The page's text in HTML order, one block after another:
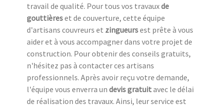
travail de qualité. Pour tous vos travauxde
gouttièreset de couverture, cette équipe
d'artisans couvreurs et zingueursest prête à vous
aider et à vous accompagner dans votre projet de
construction. Pour obtenir des conseils gratuits,
n'hésitez pas à contacter ces artisans
professionnels. Après avoir reçu votre demande,
l'équipe vous enverra un devis gratuitavec le délai
de réalisation des travaux. Ainsi, leur service est